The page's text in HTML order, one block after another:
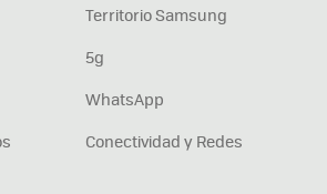
Territorio Samsung
5g
WhatsApp
Conectividad y Redes